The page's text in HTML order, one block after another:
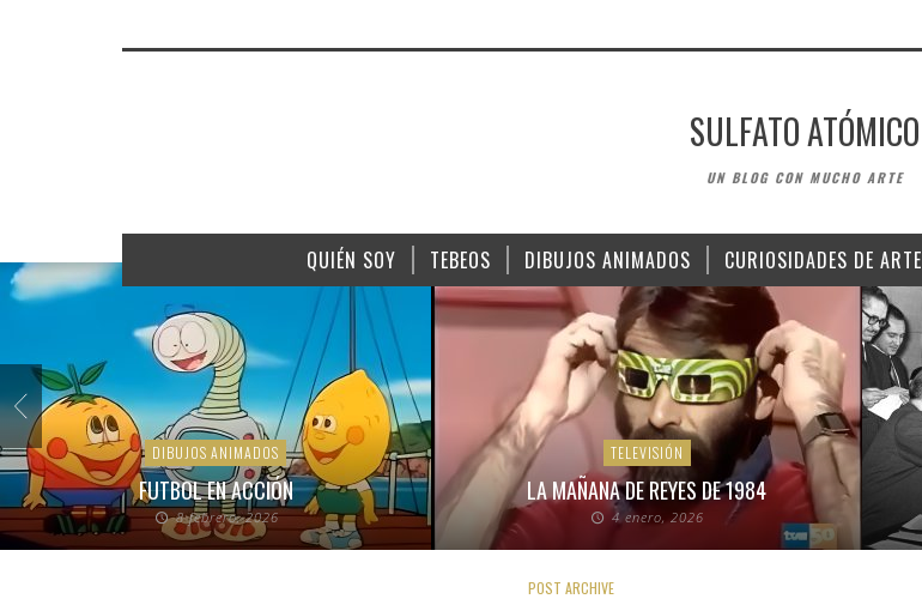
SULFATO ATÓMICO
UN BLOG CON MUCHO ARTE
QUIÉN SOY TEBEOS DIBUJOS ANIMADOS CURIOSIDADES DE ARTE
DIBUJOS ANIMADOS
FUTBOL EN ACCIÓN
8 febrero, 2026
TELEVISIÓN
LA MAÑANA DE REYES DE 1984
4 enero, 2026
POST ARCHIVE